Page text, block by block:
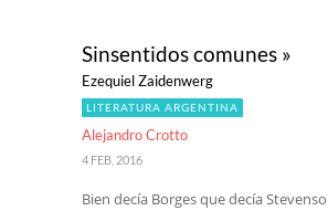
Sinsentidos comunes »
Ezequiel Zaidenwerg
LITERATURA ARGENTINA
Alejandro Crotto
4 FEB, 2016
Bien decía Borges que decía